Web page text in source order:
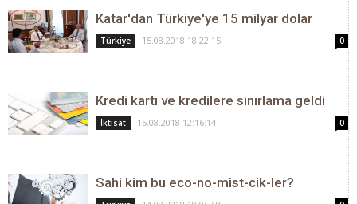
Katar'dan Türkiye'ye 15 milyar dolar
Türkiye 15.08.2018 18:22:15 0
Kredi kartı ve kredilere sınırlama geldi
İktisat 15.08.2018 12:16:14 0
Sahi kim bu eco-no-mist-cik-ler?